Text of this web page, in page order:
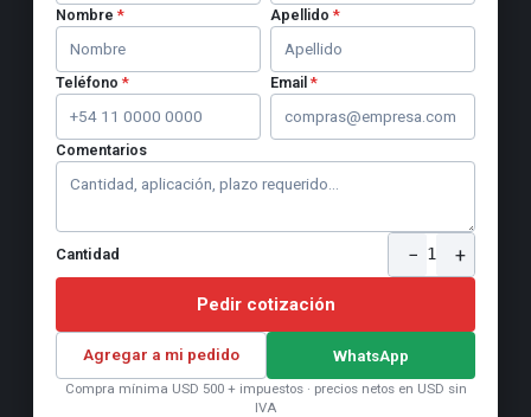
Nombre * Apellido *
Teléfono * Email *
Comentarios
Cantidad − 1 +
Pedir cotización
Agregar a mi pedido WhatsApp
Compra mínima USD 500 + impuestos · precios netos en USD sin
IVA